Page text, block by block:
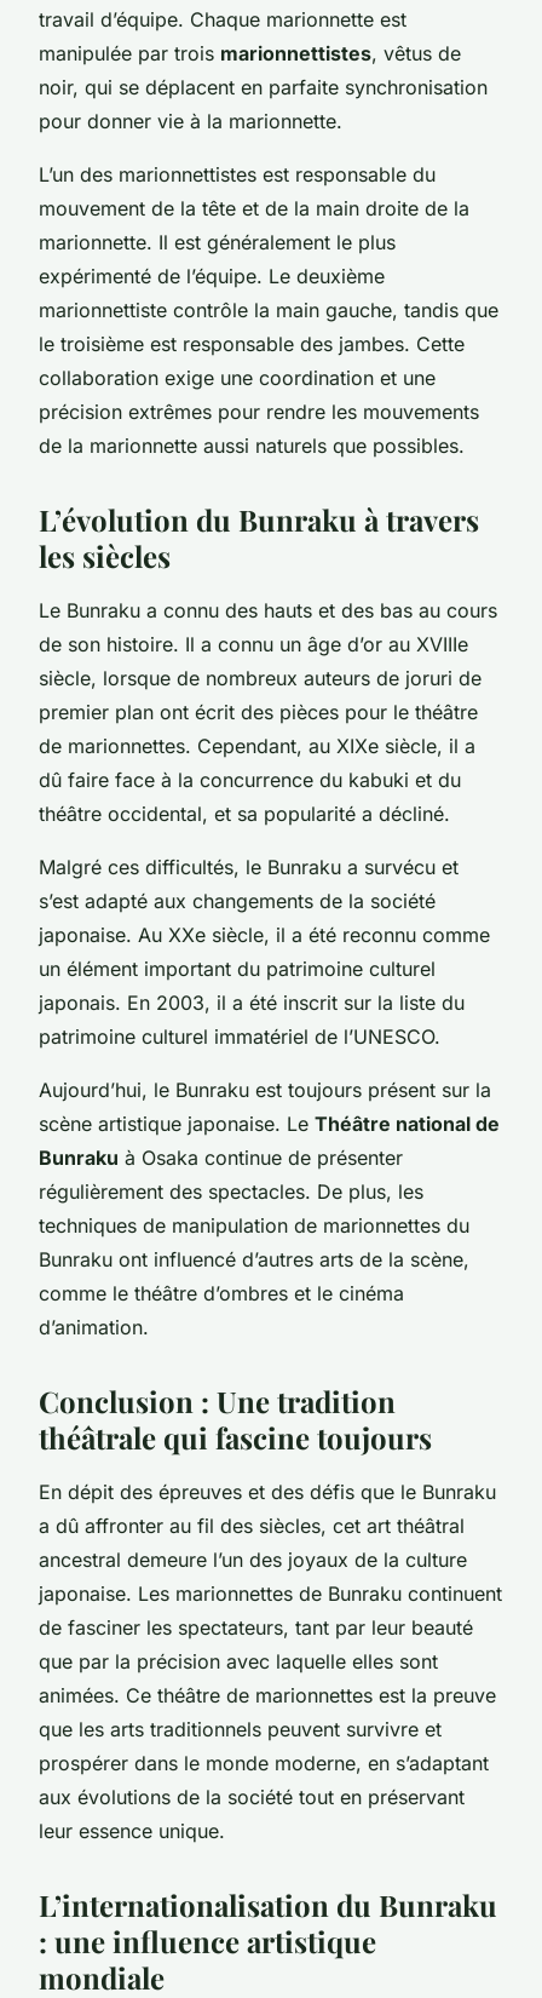
travail d’équipe. Chaque marionnette est
manipulée par trois marionnettistes, vêtus de
noir, qui se déplacent en parfaite synchronisation
pour donner vie à la marionnette.
L’un des marionnettistes est responsable du
mouvement de la tête et de la main droite de la
marionnette. Il est généralement le plus
expérimenté de l’équipe. Le deuxième
marionnettiste contrôle la main gauche, tandis que
le troisième est responsable des jambes. Cette
collaboration exige une coordination et une
précision extrêmes pour rendre les mouvements
de la marionnette aussi naturels que possibles.
L’évolution du Bunraku à travers
les siècles
Le Bunraku a connu des hauts et des bas au cours
de son histoire. Il a connu un âge d’or au XVIIIe
siècle, lorsque de nombreux auteurs de joruri de
premier plan ont écrit des pièces pour le théâtre
de marionnettes. Cependant, au XIXe siècle, il a
dû faire face à la concurrence du kabuki et du
théâtre occidental, et sa popularité a décliné.
Malgré ces difficultés, le Bunraku a survécu et
s’est adapté aux changements de la société
japonaise. Au XXe siècle, il a été reconnu comme
un élément important du patrimoine culturel
japonais. En 2003, il a été inscrit sur la liste du
patrimoine culturel immatériel de l’UNESCO.
Aujourd’hui, le Bunraku est toujours présent sur la
scène artistique japonaise. Le Théâtre national de
Bunraku à Osaka continue de présenter
régulièrement des spectacles. De plus, les
techniques de manipulation de marionnettes du
Bunraku ont influencé d’autres arts de la scène,
comme le théâtre d’ombres et le cinéma
d’animation.
Conclusion : Une tradition
théâtrale qui fascine toujours
En dépit des épreuves et des défis que le Bunraku
a dû affronter au fil des siècles, cet art théâtral
ancestral demeure l’un des joyaux de la culture
japonaise. Les marionnettes de Bunraku continuent
de fasciner les spectateurs, tant par leur beauté
que par la précision avec laquelle elles sont
animées. Ce théâtre de marionnettes est la preuve
que les arts traditionnels peuvent survivre et
prospérer dans le monde moderne, en s’adaptant
aux évolutions de la société tout en préservant
leur essence unique.
L’internationalisation du Bunraku
: une influence artistique
mondiale